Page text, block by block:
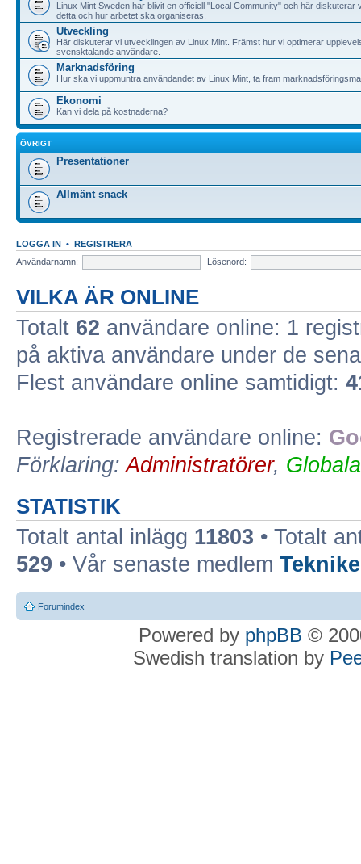
Linux Mint Sweden har blivit en officiell "Local Community" och här diskuterar
detta och hur arbetet ska organiseras.
Utveckling
Här diskuterar vi utvecklingen av Linux Mint. Främst hur vi optimerar
svensktalande användare.
Marknadsföring
Hur ska vi uppmuntra användandet av Linux Mint, ta fram
Ekonomi
Kan vi dela på kostnaderna?
ÖVRIGT
Presentationer
Allmänt snack
LOGGA IN • REGISTRERA
Användarnamn:
Lösenord:
VILKA ÄR ONLINE
Totalt 62 användare online: 1
på aktiva användare under de
Flest användare online samtidigt:
Registrerade användare online:
Förklaring:Administratörer,
STATISTIK
Totalt antal inlägg 11803 • Totalt
529 • Vår senaste medlem
Forumindex
Powered by phpBB ©
Swedish translation by